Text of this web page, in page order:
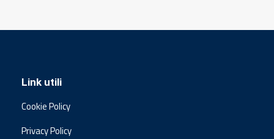
Link utili
Cookie Policy
Privacy Policy